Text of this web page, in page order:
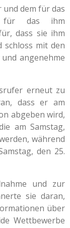
und dem für das
für das ihm
dass sie ihm
schloss mit den
angenehme
erneut zu
dass er am
abgeben wird,
am Samstag,
während
den 25.
und zur
sie daran,
über
Wettbewerbe